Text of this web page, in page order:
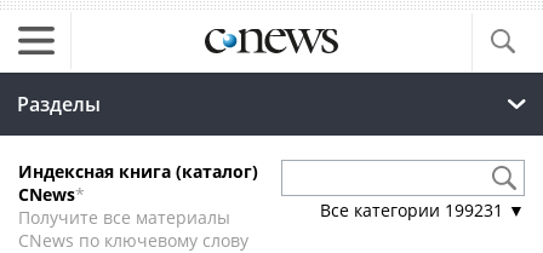
Разделы
Индексная книга (каталог)
CNews*
Получите все материалы
CNews по ключевому слову
Все категории 199231 ▼